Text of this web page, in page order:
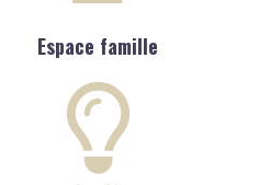
Espace famille